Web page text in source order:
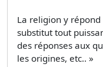
La religion y
substitut tout
des réponses aux
les origines, etc.. »